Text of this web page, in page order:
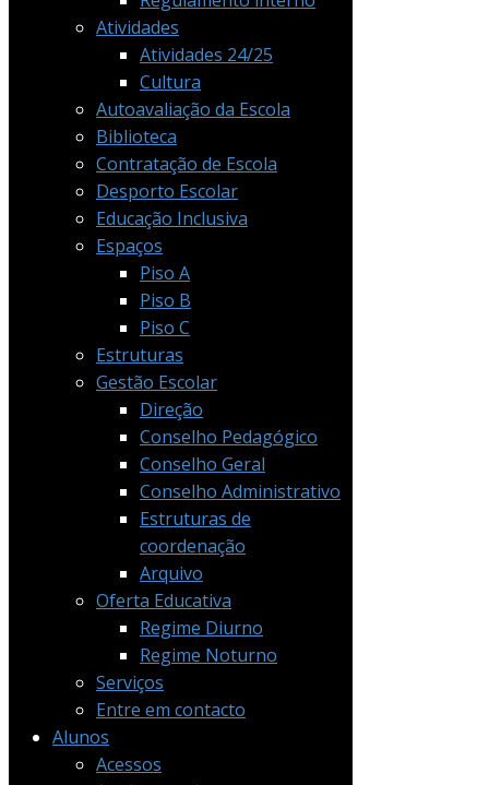
Atividades
Atividades 24/25
Cultura
Autoavaliação da Escola
Biblioteca
Contratação de Escola
Desporto Escolar
Educação Inclusiva
Espaços
Piso A
Piso B
Piso C
Estruturas
Gestão Escolar
Direção
Conselho Pedagógico
Conselho Geral
Conselho Administrativo
Estruturas de
coordenação
Arquivo
Oferta Educativa
Regime Diurno
Regime Noturno
Serviços
Entre em contacto
Alunos
Acessos